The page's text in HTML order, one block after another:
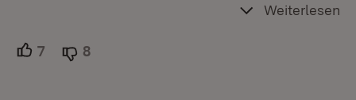
Weiterlesen
7 Unterstützer.
8